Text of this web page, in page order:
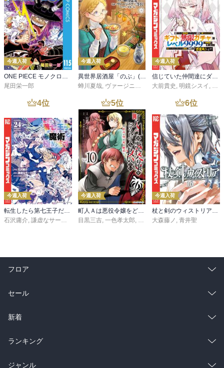
今週入荷
ONE PIECE モノクロ版 115
尾田栄一郎
今週入荷
異世界居酒屋「のぶ」(22)
蝉川夏哉, ヴァージニア二等兵 ,転
今週入荷
信じていた仲間達にダンジョン奥地で殺されかけたがギフト『無限ガチャ』でレベル９９９９の仲間達を手に入れて元パーティーメンバーと世界に復讐＆『ざまぁ！』します！（２３）
大前貴史 , 明鏡シスイ , ｔ
4位
今週入荷
転生したら第七王子だったので、気ままに魔術を極めます（２４）
石沢庸介, 謙虚なサークル メル。
5位
今週入荷
町人Ａは悪役令嬢をどうしても救いたい ～どぶと空と氷の姫君～１０【電子書店共通特典イラスト付】
目黒三吉, 一色孝太郎, Parum
6位
今週入荷
杖と剣のウィストリア（１６）
大森藤ノ , 青井聖
フロア
総合
ラノベ
雑誌・グラビア
BL・TL
セール
総合
ラノベ
雑誌・グラビア
新着
総合
ラノベ
ランキング
総合
ジャンル